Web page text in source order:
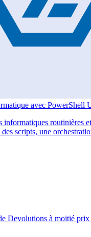
avec PowerShell
informatiques routinières
scripts, une
Devolutions à moitié